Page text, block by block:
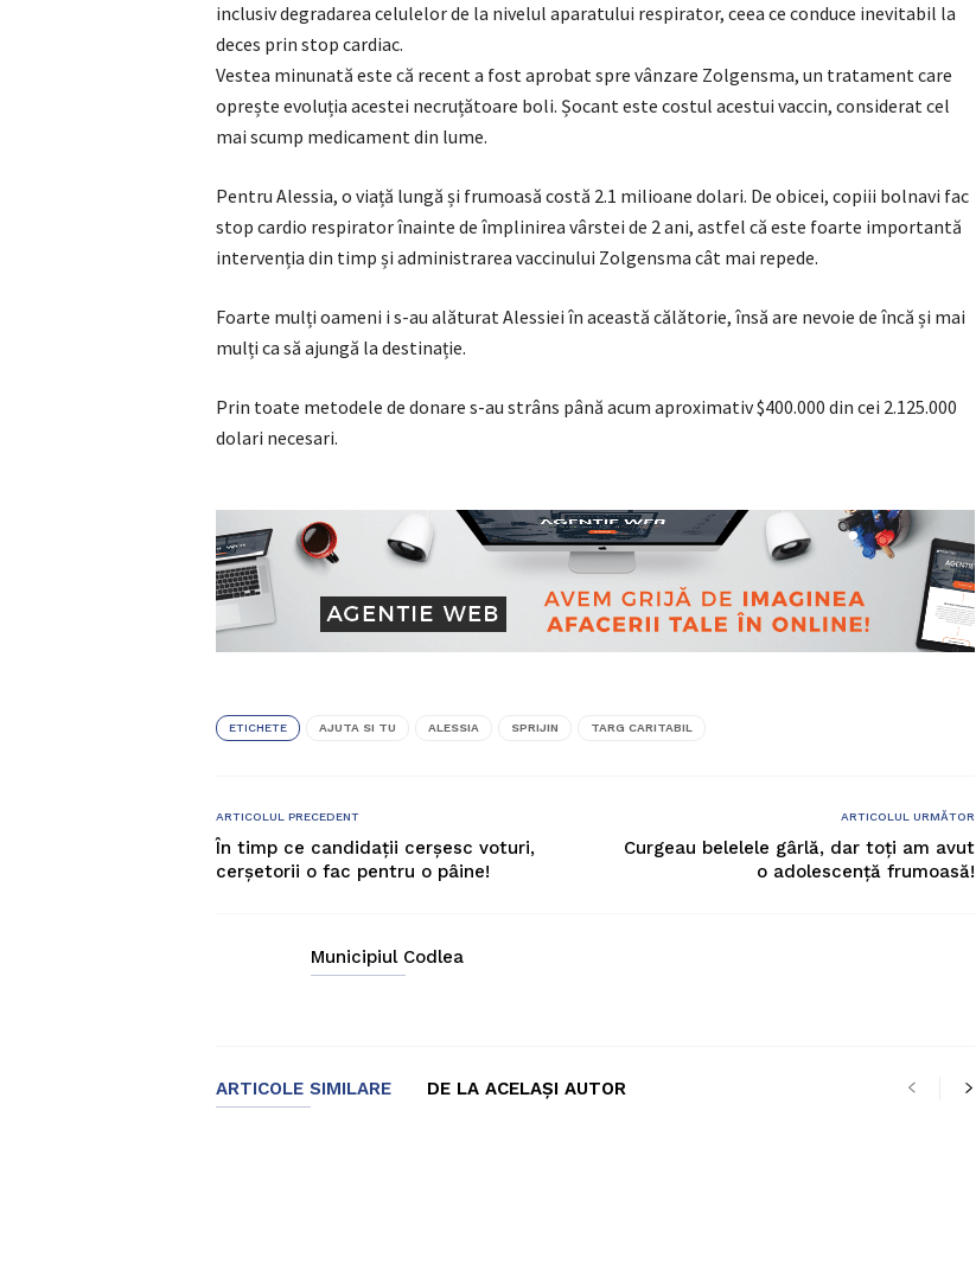
inclusiv degradarea celulelor de la nivelul aparatului respirator, ceea ce conduce inevitabil la
deces prin stop cardiac.
Vestea minunată este că recent a fost aprobat spre vânzare Zolgensma, un tratament care
oprește evoluția acestei necruțătoare boli. Șocant este costul acestui vaccin, considerat cel
mai scump medicament din lume.
Pentru Alessia, o viață lungă și frumoasă costă 2.1 milioane dolari. De obicei, copiii bolnavi fac
stop cardio respirator înainte de împlinirea vârstei de 2 ani, astfel că este foarte importantă
intervenția din timp și administrarea vaccinului Zolgensma cât mai repede.
Foarte mulți oameni i s-au alăturat Alessiei în această călătorie, însă are nevoie de încă și mai
mulți ca să ajungă la destinație.
Prin toate metodele de donare s-au strâns până acum aproximativ $400.000 din cei 2.125.000
dolari necesari.
ETICHETE AJUTA SI TU ALESSIA SPRIJIN TARG CARITABIL
ARTICOLUL PRECEDENT
În timp ce candidații cerșesc voturi,
cerșetorii o fac pentru o pâine!
ARTICOLUL URMĂTOR
Curgeau belelele gârlă, dar toți am avut
o adolescență frumoasă!
Municipiul Codlea
ARTICOLE SIMILARE DE LA ACELAȘI AUTOR